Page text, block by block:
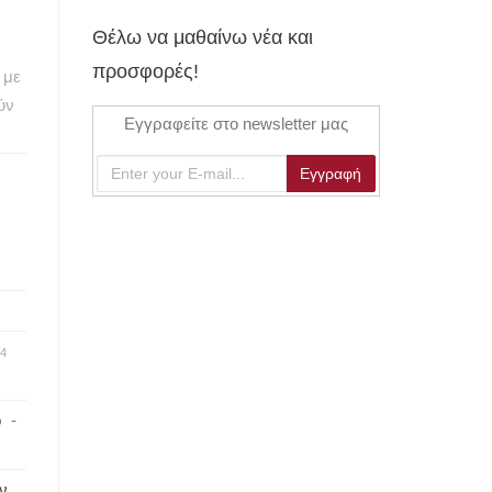
4
-
Θέλω να μαθαίνω νέα και
προσφορές!
Εγγραφείτε στο newsletter μας